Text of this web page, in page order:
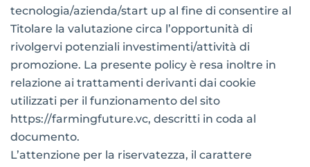
tecnologia/azienda/start up al fine di consentire al
Titolare la valutazione circa l’opportunità di
rivolgervi potenziali investimenti/attività di
promozione. La presente policy è resa inoltre in
relazione ai trattamenti derivanti dai cookie
utilizzati per il funzionamento del sito
https://farmingfuture.vc, descritti in coda al
documento.
L’attenzione per la riservatezza, il carattere